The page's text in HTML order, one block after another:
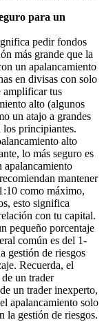
para un
pedir fondos
más grande que la
un apalancamiento
en divisas con solo
amplificar tus
alto (algunos
un atajo a grandes
los principiantes.
alto
lo más seguro es
apalancamiento
mantener
como máximo,
esto significa
con tu capital.
pequeño porcentaje
común es del 1-
gestión de riesgos
Recuerda, el
un trader
un trader inexperto,
apalancamiento solo
la gestión de riesgos.